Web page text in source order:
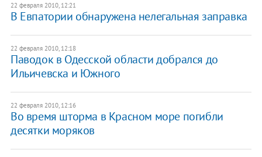
22 февраля 2010, 12:21
В Евпатории обнаружена нелегальная заправка
22 февраля 2010, 12:18
Паводок в Одесской области добрался до
Ильичевска и Южного
22 февраля 2010, 12:16
Во время шторма в Красном море погибли
десятки моряков